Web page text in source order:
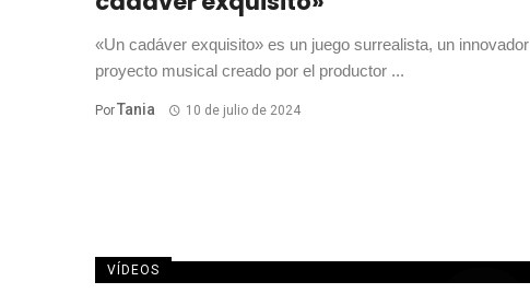
«Un cadáver exquisito» es un juego surrealista, un innovador
proyecto musical creado por el productor ...
PorTania 10 de julio de 2024
VÍDEOS